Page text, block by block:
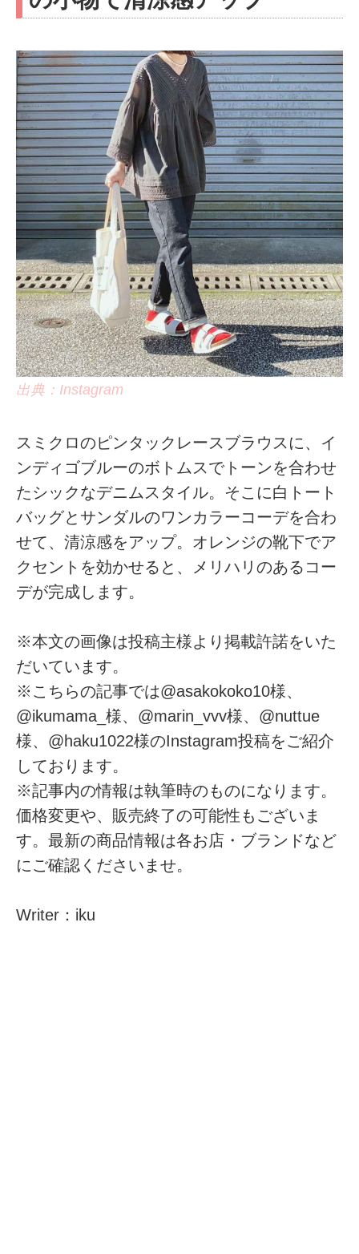
出典：Instagram
スミクロのピンタックレースブラウスに、イ
ンディゴブルーのボトムスでトーンを合わせ
たシックなデニムスタイル。そこに白トート
バッグとサンダルのワンカラーコーデを合わ
せて、清涼感をアップ。オレンジの靴下でア
クセントを効かせると、メリハリのあるコー
デが完成します。
※本文の画像は投稿主様より掲載許諾をいた
だいています。
※こちらの記事では@asakokoko10様、
@ikumama_様、@marin_vvv様、@nuttue
様、@haku1022様のInstagram投稿をご紹介
しております。
※記事内の情報は執筆時のものになります。
価格変更や、販売終了の可能性もございま
す。最新の商品情報は各お店・ブランドなど
にご確認くださいませ。
Writer：iku